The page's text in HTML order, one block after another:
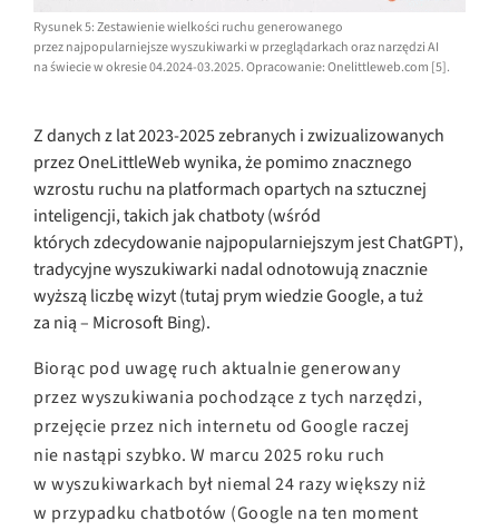
Rysunek 5: Zestawienie wielkości ruchu generowanego
przez najpopularniejsze wyszukiwarki w przeglądarkach oraz narzędzi AI
na świecie w okresie 04.2024-03.2025. Opracowanie: Onelittleweb.com [5].
Z danych z lat 2023-2025 zebranych i zwizualizowanych
przez OneLittleWeb wynika, że pomimo znacznego
wzrostu ruchu na platformach opartych na sztucznej
inteligencji, takich jak chatboty (wśród
których zdecydowanie najpopularniejszym jest ChatGPT),
tradycyjne wyszukiwarki nadal odnotowują znacznie
wyższą liczbę wizyt (tutaj prym wiedzie Google, a tuż
za nią – Microsoft Bing).
Biorąc pod uwagę ruch aktualnie generowany
przez wyszukiwania pochodzące z tych narzędzi,
przejęcie przez nich internetu od Google raczej
nie nastąpi szybko. W marcu 2025 roku ruch
w wyszukiwarkach był niemal 24 razy większy niż
w przypadku chatbotów (Google na ten moment